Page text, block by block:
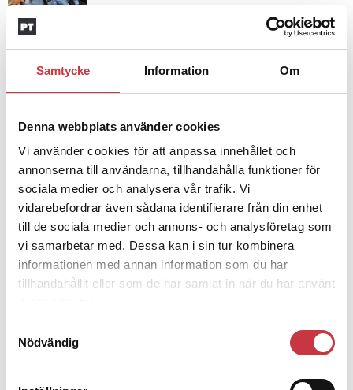
Samtycke Information Om
Denna webbplats använder cookies
Vi använder cookies för att anpassa innehållet och
annonserna till användarna, tillhandahålla funktioner för
sociala medier och analysera vår trafik. Vi
vidarebefordrar även sådana identifierare från din enhet
till de sociala medier och annons- och analysföretag som
vi samarbetar med. Dessa kan i sin tur kombinera
informationen med annan information som du har
tillhandahållit eller som de har samlat in när du har använt
Nödvändig
1 juni 2026
Jens Mårtensson:
Snart 20 år i tjänst
Polisregionen erkänner fel: ”Kommer
att rättas till”
Debatt